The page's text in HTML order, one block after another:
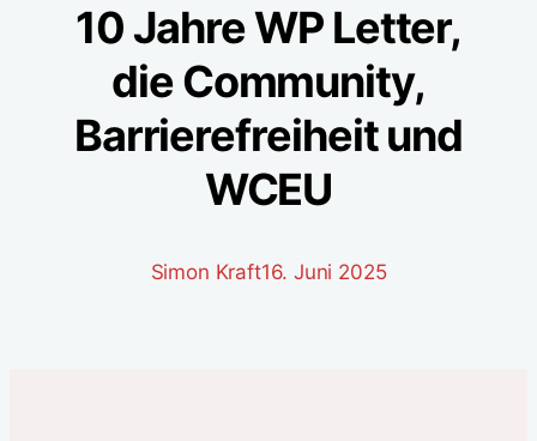
10 Jahre WP Letter,
die Community,
Barrierefreiheit und
WCEU
Simon Kraft16. Juni 2025